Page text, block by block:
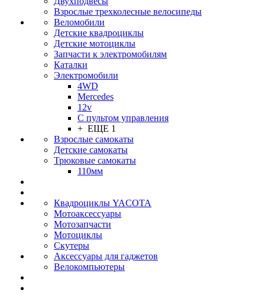
Взрослые трехколесные велосипеды
Веломобили
Детские квадроциклы
Детские мотоциклы
Запчасти к электромобилям
Каталки
Электромобили
4WD
Mercedes
12v
С пультом управления
+ ЕЩЕ 1
Взрослые самокаты
Детские самокаты
Трюковые самокаты
110мм
Квадроциклы YACOTA
Мотоаксессуары
Мотозапчасти
Мотоциклы
Скутеры
Аксессуары для гаджетов
Велокомпьютеры